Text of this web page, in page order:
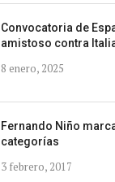
Convocatoria de
amistoso contra
8 enero, 2025
Fernando Niño
categorías
3 febrero, 2017